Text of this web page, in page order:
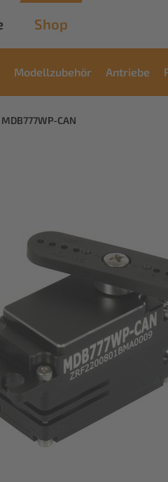
Shop
Modellzubehör Antriebe
CAN